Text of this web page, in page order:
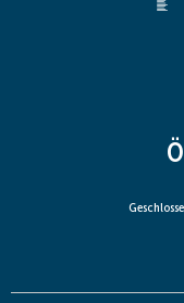
Klicken,